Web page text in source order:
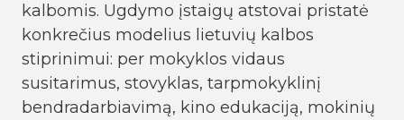
kalbomis. Ugdymo įstaigų atstovai pristatė
konkrečius modelius lietuvių kalbos
stiprinimui: per mokyklos vidaus
susitarimus, stovyklas, tarpmokyklinį
bendradarbiavimą, kino edukaciją, mokinių